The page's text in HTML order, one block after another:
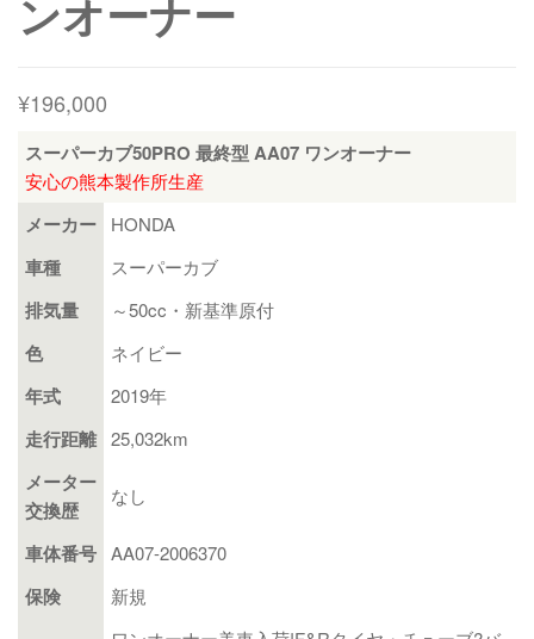
ンオーナー
¥196,000
スーパーカブ50PRO 最終型 AA07 ワンオーナー
安心の熊本製作所生産
メーカー HONDA
車種 スーパーカブ
排気量 ～50cc・新基準原付
色 ネイビー
年式 2019年
走行距離 25,032km
メーター
交換歴
なし
車体番号 AA07-2006370
保険
新規